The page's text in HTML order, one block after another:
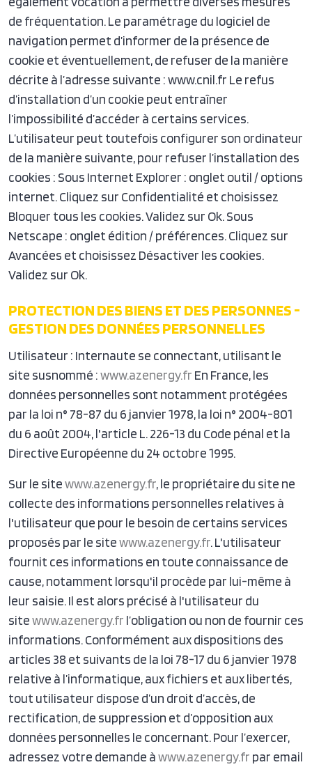
de fréquentation. Le paramétrage du logiciel de
navigation permet d’informer de la présence de
cookie et éventuellement, de refuser de la manière
décrite à l’adresse suivante : www.cnil.fr Le refus
d’installation d’un cookie peut entraîner
l’impossibilité d’accéder à certains services.
L’utilisateur peut toutefois configurer son ordinateur
de la manière suivante, pour refuser l’installation des
cookies : Sous Internet Explorer : onglet outil / options
internet. Cliquez sur Confidentialité et choisissez
Bloquer tous les cookies. Validez sur Ok. Sous
Netscape : onglet édition / préférences. Cliquez sur
Avancées et choisissez Désactiver les cookies.
Validez sur Ok.
PROTECTION DES BIENS ET DES PERSONNES -
GESTION DES DONNÉES PERSONNELLES
Utilisateur : Internaute se connectant, utilisant le
site susnommé :www.azenergy.fr En France, les
données personnelles sont notamment protégées
par la loi n° 78-87 du 6 janvier 1978, la loi n° 2004-801
du 6 août 2004, l'article L. 226-13 du Code pénal et la
Directive Européenne du 24 octobre 1995.
Sur le sitewww.azenergy.fr, le propriétaire du site ne
collecte des informations personnelles relatives à
l'utilisateur que pour le besoin de certains services
proposés par le sitewww.azenergy.fr. L'utilisateur
fournit ces informations en toute connaissance de
cause, notamment lorsqu'il procède par lui-même à
leur saisie. Il est alors précisé à l'utilisateur du
sitewww.azenergy.fr l’obligation ou non de fournir ces
informations. Conformément aux dispositions des
articles 38 et suivants de la loi 78-17 du 6 janvier 1978
relative à l’informatique, aux fichiers et aux libertés,
tout utilisateur dispose d’un droit d’accès, de
rectification, de suppression et d’opposition aux
données personnelles le concernant. Pour l’exercer,
adressez votre demande àwww.azenergy.fr par email